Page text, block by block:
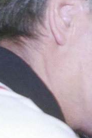
90%は失敗する。でも…」
お